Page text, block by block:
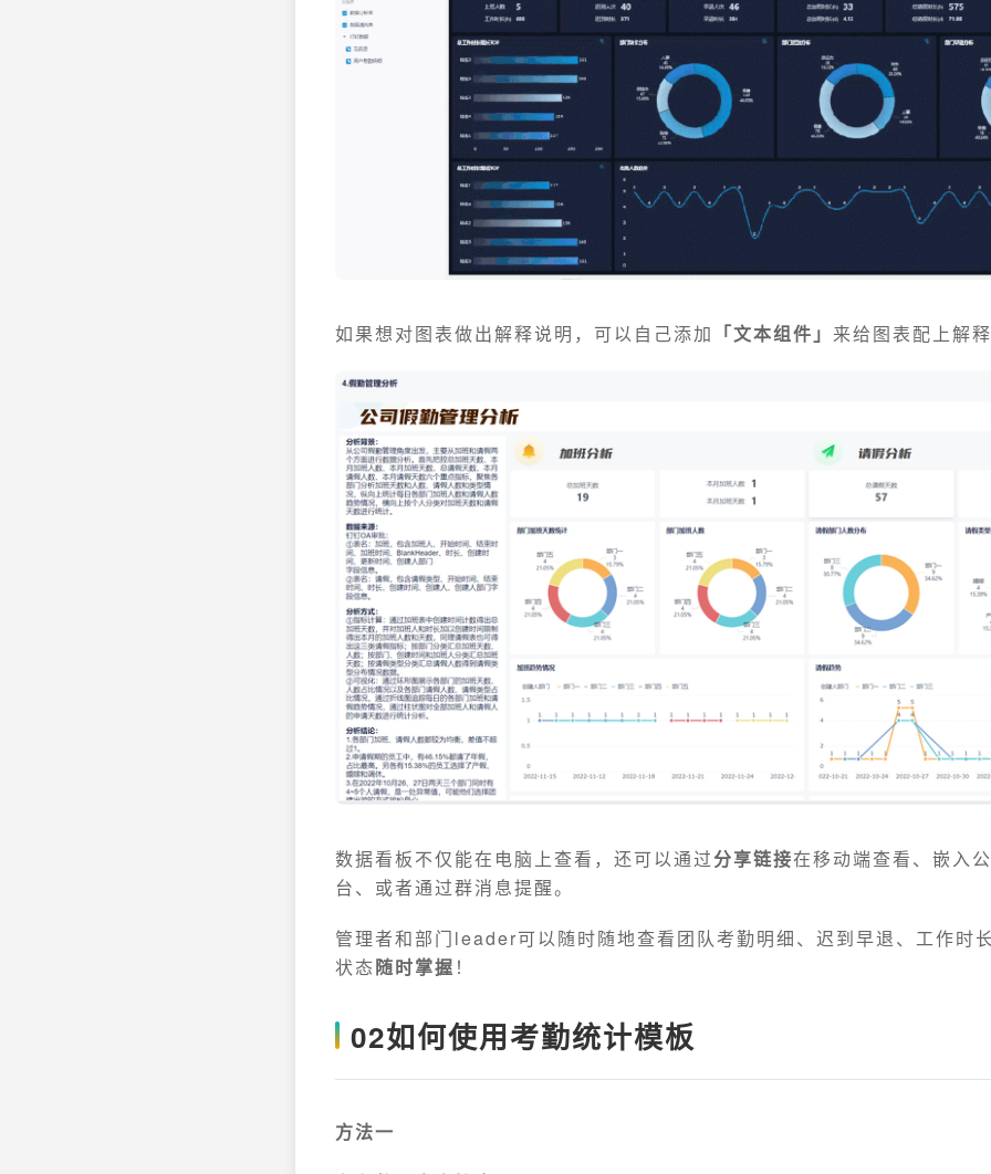
如果想对图表做出解释说明，可以自己添加 「文本组件」 来给图表配上解
数据看板不仅能在电脑上查看，还可以通过分享链接在移动端查看、嵌入
台、或者通过群消息提醒。
管理者和部门leader可以随时随地查看团队考勤明细、迟到早退、工作时
状态随时掌握 ！
02如何使用考勤统计模板
方法一